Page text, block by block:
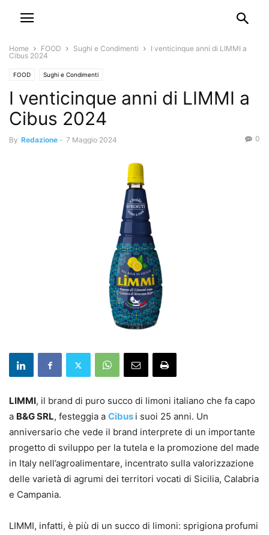
Home FOOD Sughi e Condimenti
I venticinque anni di LIMMI a
Cibus 2024
FOOD Sughi e Condimenti
I venticinque anni di LIMMI a
Cibus 2024
By Redazione - 7 Maggio 2024 0
LIMMI, il brand di puro succo di limoni italiano che fa capo
a B&G SRL, festeggia a Cibus i suoi 25 anni. Un
anniversario che vede il brand interprete di un importante
progetto di sviluppo per la tutela e la promozione del made
in Italy nell’agroalimentare, incentrato sulla valorizzazione
delle varietà di agrumi dei territori vocati di Sicilia, Calabria
e Campania.
LIMMI, infatti, è più di un succo di limoni: sprigiona profumi